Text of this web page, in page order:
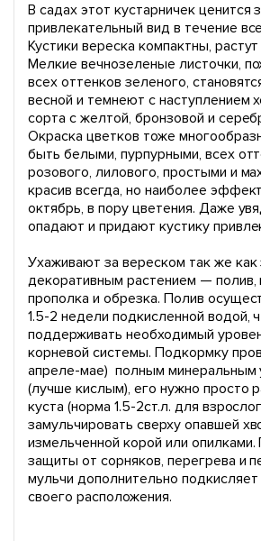
В садах этот кустарничек ценится
привлекательный вид в течение
Кустики вереска компактны,
Мелкие вечнозеленые листочки,
всех оттенков зеленого,
весной и темнеют с наступлением
сорта с желтой, бронзовой и
Окраска цветков тоже
быть белыми, пурпурными, всех
розового, лилового, простыми и
красив всегда, но наиболее
октябрь, в пору цветения. Даже
опадают и придают кустику
Ухаживают за вереском так же
декоративным растением — полив,
прополка и обрезка. Полив
1.5-2 недели подкисленной водой,
поддерживать необходимый
корневой системы. Подкормку
апреле-мае) полным минеральным
(лучше кислым), его нужно просто
куста (норма 1.5-2ст.л. для
замульчировать сверху опавшей
измельченной корой или
защиты от сорняков, перегрева и
мульчи дополнительно подкисляет
своего расположения.